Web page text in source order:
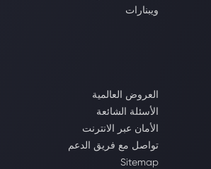
ويبنارات
العروض العالمية
الأسئلة الشائعة
الأمان عبر الانترنت
تواصل مع فريق الدعم
Sitemap